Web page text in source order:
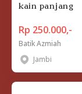
kain panjang
Rp 250.000,-
Batik Azmiah
Jambi